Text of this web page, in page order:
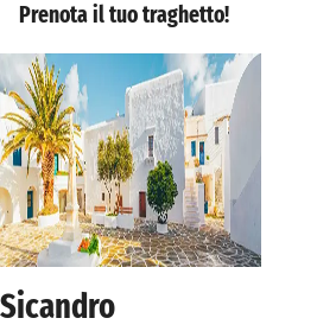
Prenota il tuo traghetto!
Sicandro